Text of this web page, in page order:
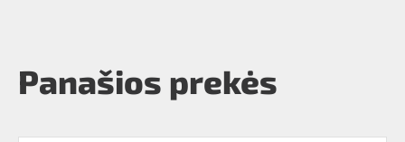
Panašios prekės